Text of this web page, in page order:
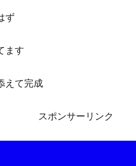
ず
ます
えて完成
スポンサーリンク